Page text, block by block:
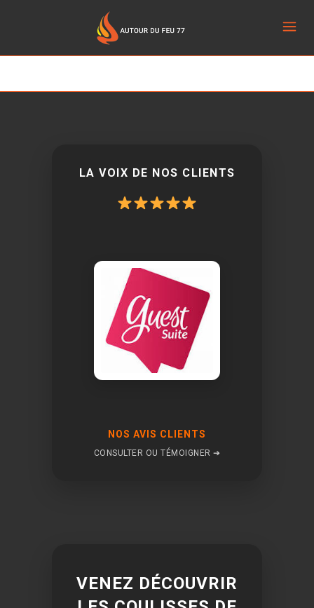
LA VOIX DE NOS CLIENTS
NOS AVIS CLIENTS
CONSULTER OU TÉMOIGNER ➔
VENEZ DÉCOUVRIR